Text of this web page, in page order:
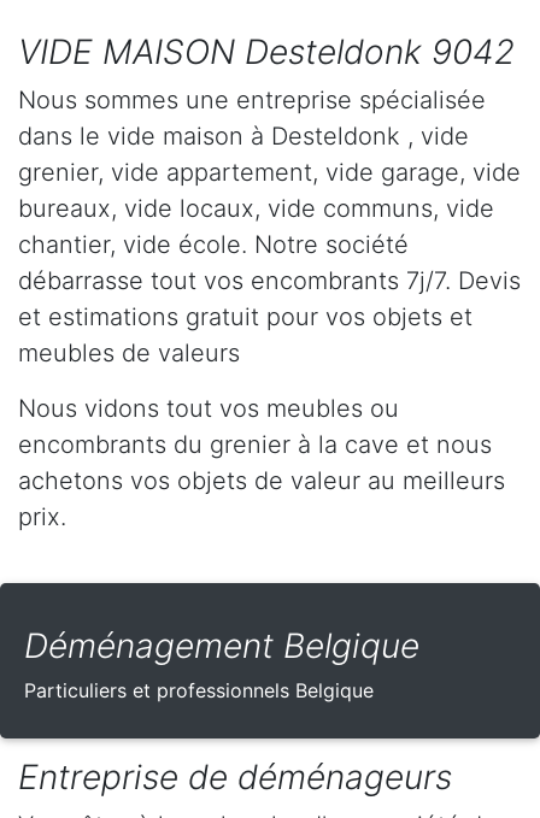
VIDE MAISON Desteldonk 9042
Nous sommes une entreprise spécialisée
dans le vide maison à Desteldonk , vide
grenier, vide appartement, vide garage, vide
bureaux, vide locaux, vide communs, vide
chantier, vide école. Notre société
débarrasse tout vos encombrants 7j/7. Devis
et estimations gratuit pour vos objets et
meubles de valeurs
Nous vidons tout vos meubles ou
encombrants du grenier à la cave et nous
achetons vos objets de valeur au meilleurs
prix.
Déménagement Belgique
Particuliers et professionnels Belgique
Entreprise de déménageurs